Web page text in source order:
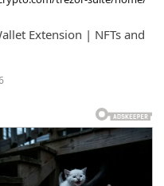
Extension | NFTs and